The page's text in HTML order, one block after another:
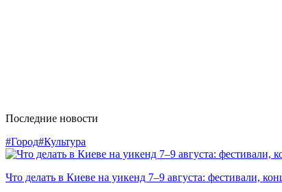
Последние новости
#Город#Культура
Что делать в Киеве на уикенд 7–9 августа: фестивали,